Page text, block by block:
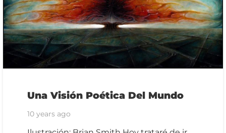
Una Visión Poética Del Mundo
10 years ago